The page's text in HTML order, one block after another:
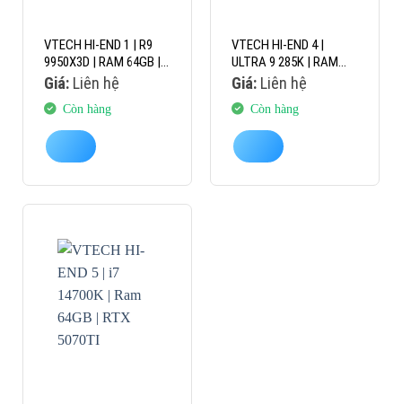
VTECH HI-END 1 | R9
9950X3D | RAM 64GB |
RTX 5090
Giá:Liên hệ
Còn hàng
VTECH HI-END 4 |
ULTRA 9 285K | RAM
128GB | RTX 4090
Giá:Liên hệ
Còn hàng